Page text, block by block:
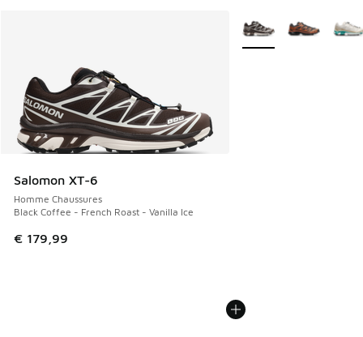
Salomon XT-6
Homme Chaussures
Black Coffee - French Roast - Vanilla Ice
€ 179,99
Plus de couleurs